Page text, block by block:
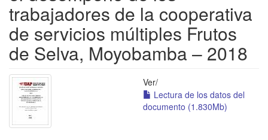
trabajadores de la cooperativa
de servicios múltiples Frutos
de Selva, Moyobamba – 2018
Ver/
Lectura de los datos del
documento (1.830Mb)